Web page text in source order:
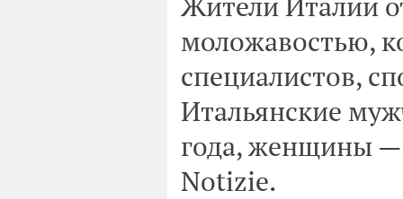
моложавостью,
специалистов,
Итальянские
года, женщины —
Notizie.